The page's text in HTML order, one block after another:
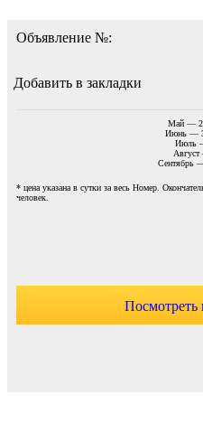
Объявление №:
Добавить в закладки
Май —
Июнь —
Июль
Сентябрь
* цена указана в сутки за весь Номер.
человек.
Посмотреть